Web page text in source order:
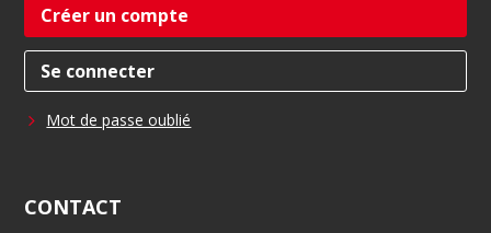
Créer un compte
Se connecter
Mot de passe oublié
CONTACT